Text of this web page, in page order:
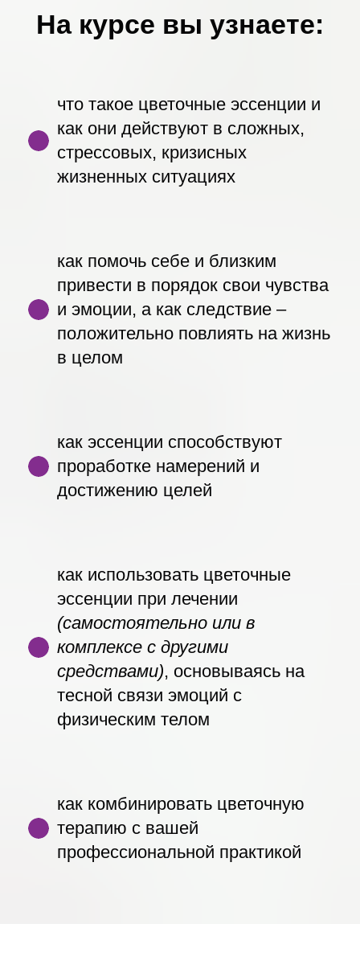
На курсе вы узнаете:
что такое цветочные эссенции и
как они действуют в сложных,
стрессовых, кризисных
жизненных ситуациях
как помочь себе и близким
привести в порядок свои чувства
и эмоции, а как следствие –
положительно повлиять на жизнь
в целом
как эссенции способствуют
проработке намерений и
достижению целей
как использовать цветочные
эссенции при лечении
(самостоятельно или в
комплексе с другими
средствами), основываясь на
тесной связи эмоций с
физическим телом
как комбинировать цветочную
терапию с вашей
профессиональной практикой